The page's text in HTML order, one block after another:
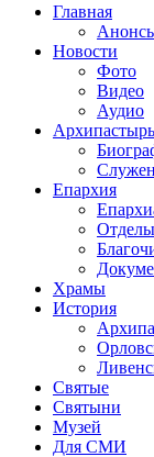
Главная
Новости
Фото
Видео
Аудио
Архипастырь
Епархия
Отделы
Храмы
История
Святые
Святыни
Музей
Для СМИ